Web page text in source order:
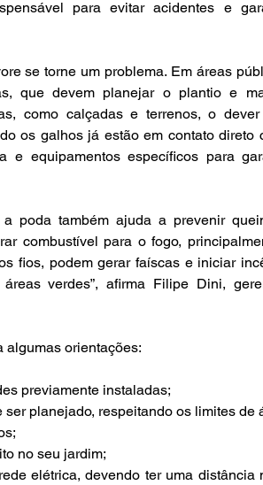
para evitar acidentes e
se torne um problema. Em áreas
que devem planejar o plantio e
como calçadas e terrenos, o
os galhos já estão em contato direto
equipamentos específicos para
poda também ajuda a prevenir
combustível para o fogo,
fios, podem gerar faíscas e iniciar
verdes”, afirma Filipe Dini,
algumas orientações:
previamente instaladas;
planejado, respeitando os limites de
no seu jardim;
elétrica, devendo ter uma distância